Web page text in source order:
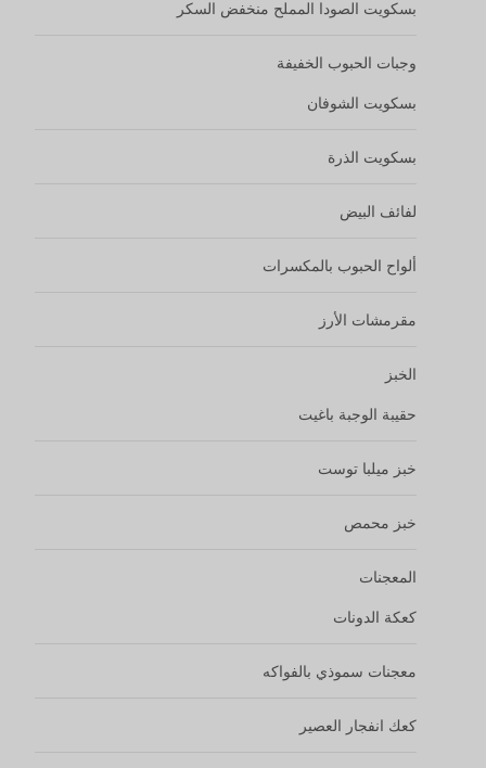
بسكويت الصودا المملح منخفض السكر
وجبات الحبوب الخفيفة
بسكويت الشوفان
بسكويت الذرة
لفائف البيض
ألواح الحبوب بالمكسرات
مقرمشات الأرز
الخبز
حقيبة الوجبة باغيت
خبز ميلبا توست
خبز محمص
المعجنات
كعكة الدونات
معجنات سموذي بالفواكه
كعك انفجار العصير